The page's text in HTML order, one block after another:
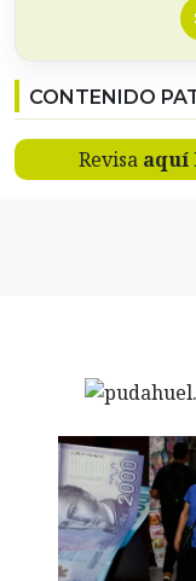
CONTENIDO
Revisa aquí